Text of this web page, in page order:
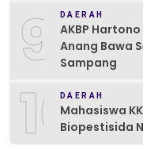
9 DAERAH
AKBP
Anang Bawa
Sampang
10DAERAH
Mahasiswa
Biopestisida